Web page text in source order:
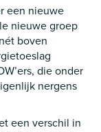
een nieuwe
nieuwe groep
boven
die onder
nergens
een verschil in